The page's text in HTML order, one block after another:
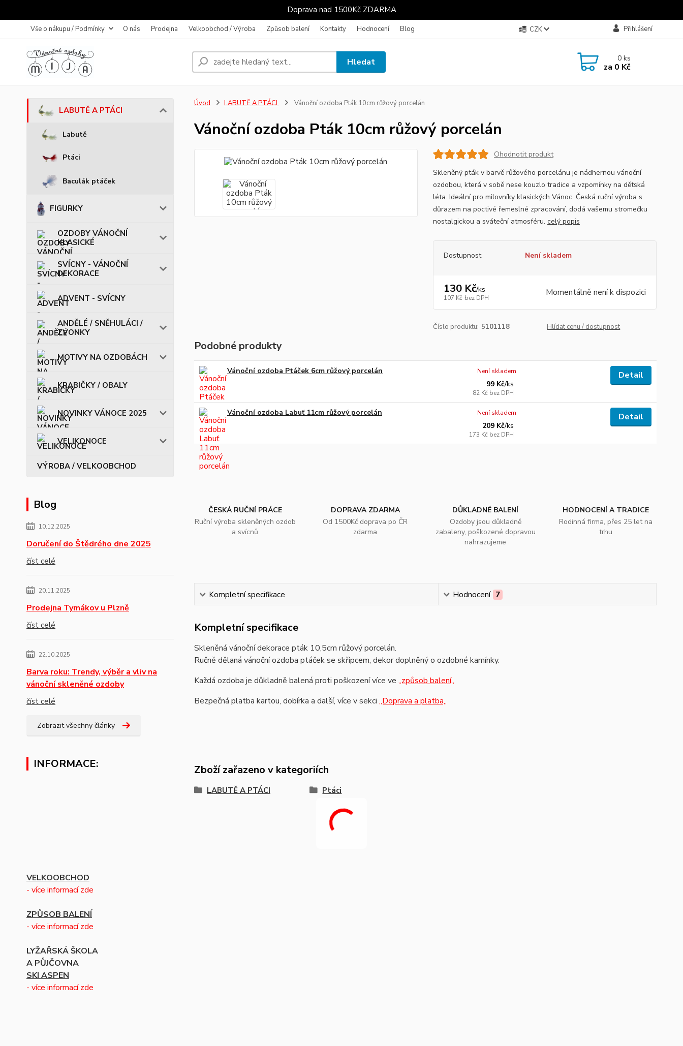
Doprava nad 1500Kč ZDARMA
Vše o nákupu / Podmínky O nás Prodejna Velkoobchod / Výroba Způsob balení Kontakty Hodnocení Blog CZK Přihlášení
Hledat 0ks
za 0 Kč
LABUTĚ A PTÁCI
Labutě
Ptáci
Baculák ptáček
FIGURKY
OZDOBY VÁNOČNÍ
KLASICKÉ
SVÍCNY - VÁNOČNÍ
DEKORACE
ADVENT - SVÍCNY
ANDĚLÉ / SNĚHULÁCI /
ZVONKY
MOTIVY NA OZDOBÁCH
KRABIČKY / OBALY
NOVINKY VÁNOCE 2025
VELIKONOCE
VÝROBA / VELKOOBCHOD
Blog
10.12.2025
Doručení do Štědrého dne 2025
číst celé
20.11.2025
Prodejna Tymákov u Plzně
číst celé
22.10.2025
Barva roku: Trendy, výběr a vliv na
vánoční skleněné ozdoby
číst celé
Zobrazit všechny články
INFORMACE:
VELKOOBCHOD
- více informací zde
ZPŮSOB BALENÍ
- více informací zde
LYŽAŘSKÁ ŠKOLA
A PŮJČOVNA
SKI ASPEN
- více informací zde
Úvod LABUTĚ A PTÁCI Vánoční ozdoba Pták 10cm růžový porcelán
Vánoční ozdoba Pták 10cm růžový porcelán
Ohodnotit produkt
Skleněný pták v barvě růžového porcelánu je nádhernou vánoční
ozdobou, která v sobě nese kouzlo tradice a vzpomínky na dětská
léta. Ideální pro milovníky klasických Vánoc. Česká ruční výroba s
důrazem na poctivé řemeslné zpracování, dodá vašemu stromečku
nostalgickou a sváteční atmosféru. celý popis
Dostupnost Není skladem
130 Kč/ks
107 Kč bez DPH Momentálně není k dispozici
Číslo produktu: 5101118 Hlídat cenu / dostupnost
Podobné produkty
Vánoční ozdoba Ptáček 6cm růžový porcelán
99 Kč/ks
82 Kč bez DPH
Není skladem Detail
Vánoční ozdoba Labuť 11cm růžový porcelán
209 Kč/ks
173 Kč bez DPH
Není skladem Detail
ČESKÁ RUČNÍ PRÁCE
Ruční výroba skleněných ozdob
a svícnů
DOPRAVA ZDARMA
Od 1500Kč doprava po ČR
zdarma
DŮKLADNÉ BALENÍ
Ozdoby jsou důkladně
zabaleny, poškozené dopravou
nahrazujeme
HODNOCENÍ A TRADICE
Rodinná firma, přes 25 let na
trhu
Kompletní specifikace Hodnocení 7
Kompletní specifikace
Skleněná vánoční dekorace pták 10,5cm růžový porcelán.
Ručně dělaná vánoční ozdoba ptáček se skřipcem, dekor doplněný o ozdobné kamínky.
Každá ozdoba je důkladně balená proti poškození více ve ,,způsob balení,,
Bezpečná platba kartou, dobírka a další, více v sekci ,,Doprava a platba,,
Zboží zařazeno v kategoriích
LABUTĚ A PTÁCI Ptáci